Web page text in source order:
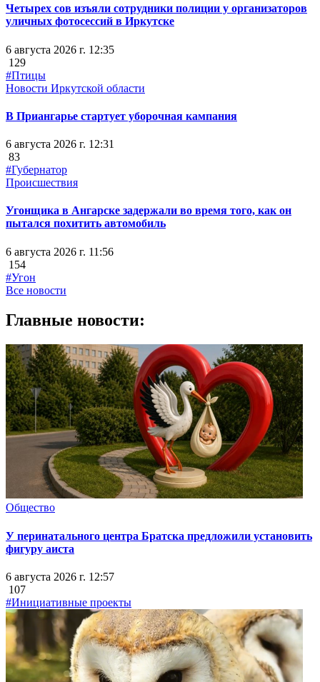
Четырех сов изъяли сотрудники полиции у организаторов
уличных фотосессий в Иркутске
6 августа 2026 г. 12:35
129
#Птицы
Новости Иркутской области
В Приангарье стартует уборочная кампания
6 августа 2026 г. 12:31
83
#Губернатор
Происшествия
Угонщика в Ангарске задержали во время того, как он
пытался похитить автомобиль
6 августа 2026 г. 11:56
154
#Угон
Все новости
Главные новости:
Общество
У перинатального центра Братска предложили установить
фигуру аиста
6 августа 2026 г. 12:57
107
#Инициативные проекты